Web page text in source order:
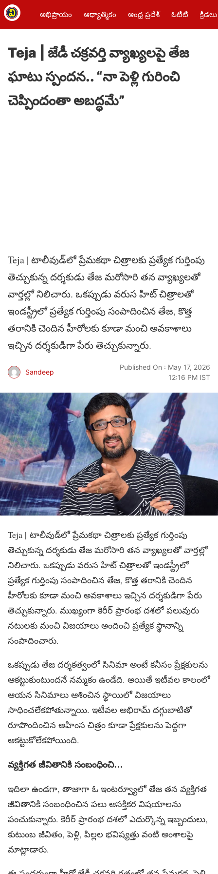
అభిప్రాయం ఆధ్యాత్మికం ఆంధ్ర ప్రదేశ్ ఓటీటీ క్రీడలు
Teja | జేడీ చక్రవర్తి వ్యాఖ్యలపై తేజ
ఘాటు స్పందన.. “నా పెళ్లి గురించి
చెప్పిందంతా అబద్ధమే”
Teja | టాలీవుడ్‌లో ప్రేమకథా చిత్రాలకు ప్రత్యేక గుర్తింపు
తెచ్చుకున్న దర్శకుడు తేజ‌ మరోసారి తన వ్యాఖ్యలతో
వార్తల్లో నిలిచారు. ఒకప్పుడు వరుస హిట్ చిత్రాలతో
ఇండస్ట్రీలో ప్రత్యేక గుర్తింపు సంపాదించిన తేజ, కొత్త
తరానికి చెందిన హీరోలకు కూడా మంచి అవకాశాలు
ఇచ్చిన దర్శకుడిగా పేరు తెచ్చుకున్నారు.
Sandeep
Published On : May 17, 2026
12:16 PM IST
Teja | టాలీవుడ్‌లో ప్రేమకథా చిత్రాలకు ప్రత్యేక గుర్తింపు
తెచ్చుకున్న దర్శకుడు తేజ‌ మరోసారి తన వ్యాఖ్యలతో వార్తల్లో
నిలిచారు. ఒకప్పుడు వరుస హిట్ చిత్రాలతో ఇండస్ట్రీలో
ప్రత్యేక గుర్తింపు సంపాదించిన తేజ, కొత్త తరానికి చెందిన
హీరోలకు కూడా మంచి అవకాశాలు ఇచ్చిన దర్శకుడిగా పేరు
తెచ్చుకున్నారు. ముఖ్యంగా కెరీర్ ప్రారంభ దశలో పలువురు
నటులకు మంచి విజయాలు అందించి ప్రత్యేక స్థానాన్ని
సంపాదించారు.
ఒకప్పుడు తేజ దర్శకత్వంలో సినిమా అంటే కనీసం ప్రేక్షకులను
ఆకట్టుకుంటుందనే నమ్మకం ఉండేది. అయితే ఇటీవల కాలంలో
ఆయన సినిమాలు ఆశించిన స్థాయిలో విజయాలు
సాధించలేకపోతున్నాయి. ఇటీవల అభిరామ్ ద‌గ్గుబాటితో
రూపొందించిన అహింస చిత్రం కూడా ప్రేక్షకులను పెద్దగా
ఆకట్టుకోలేకపోయింది.
వ్య‌క్తిగ‌త జీవితానికి సంబంధించి…
ఇదిలా ఉండగా, తాజాగా ఓ ఇంటర్వ్యూలో తేజ తన వ్యక్తిగత
జీవితానికి సంబంధించిన పలు ఆసక్తికర విషయాలను
పంచుకున్నారు. కెరీర్ ప్రారంభ దశలో ఎదుర్కొన్న ఇబ్బందులు,
కుటుంబ జీవితం, పెళ్లి, పిల్లల భవిష్యత్తు వంటి అంశాలపై
మాట్లాడారు.